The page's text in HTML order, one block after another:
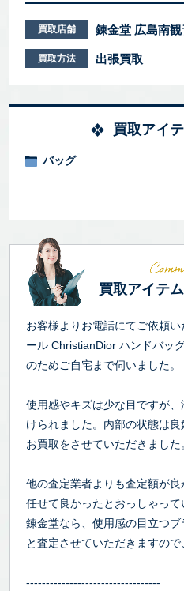
買取店舗 錬金堂 広島南
買取方法 出張買取
買取アイ
バッグ
買取アイテ
お客様よりお電話にてご依頼
ール ChristianDior ハンドバッ
のためご自宅まで伺いました。
使用感やキズは少な目ですが
けられました。内部の状態は良
お買取をさせていただきました
他の査定業者よりも査定額が
任せて良かったとおっしゃって
錬金堂なら、使用感の目立つ
と査定させていただきますので
----------------------------------